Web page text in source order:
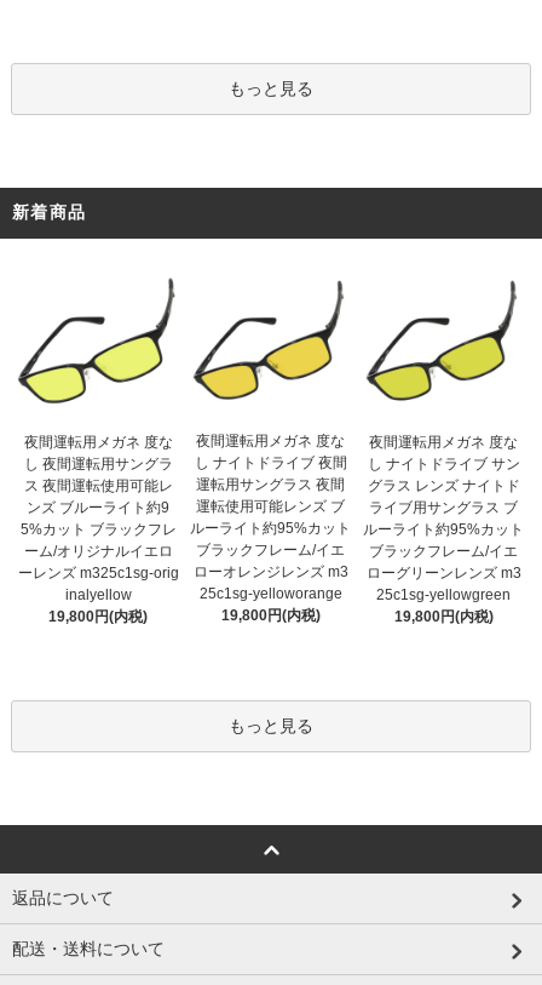
もっと見る
新着商品
夜間運転用メガネ 度な
し 夜間運転用サングラ
ス 夜間運転使用可能レ
ンズ ブルーライト約9
5%カット ブラックフレ
ーム/オリジナルイエロ
ーレンズ m325c1sg-orig
inalyellow
19,800円(内税)
夜間運転用メガネ 度な
し ナイトドライブ 夜間
運転用サングラス 夜間
運転使用可能レンズ ブ
ルーライト約95%カット
ブラックフレーム/イエ
ローオレンジレンズ m3
25c1sg-yelloworange
19,800円(内税)
夜間運転用メガネ 度な
し ナイトドライブ サン
グラス レンズ ナイトド
ライブ用サングラス ブ
ルーライト約95%カット
ブラックフレーム/イエ
ローグリーンレンズ m3
25c1sg-yellowgreen
19,800円(内税)
もっと見る
返品について
配送・送料について